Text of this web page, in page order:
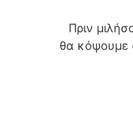
Πριν
θα κόψουμε